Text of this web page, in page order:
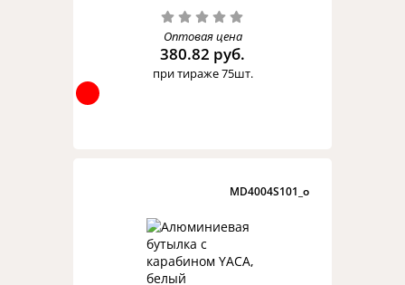
Оптовая цена
380.82 руб.
при тираже 75шт.
MD4004S101_o